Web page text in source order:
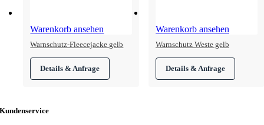
Warenkorb ansehen
Warnschutz-Fleecejacke gelb
Warenkorb ansehen
Warnschutz Weste gelb
Kundenservice